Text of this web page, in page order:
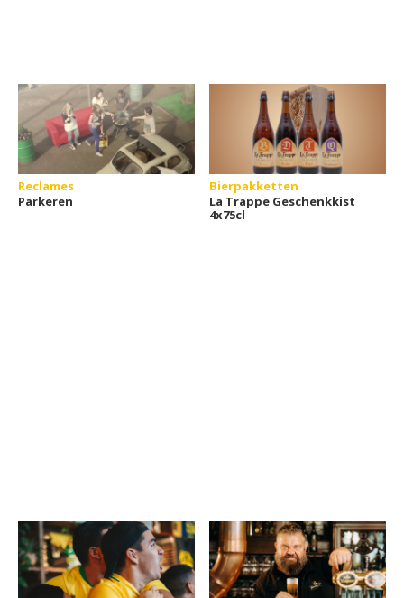
Reclames
Parkeren
Bierpakketten
La Trappe Geschenkkist
4x75cl